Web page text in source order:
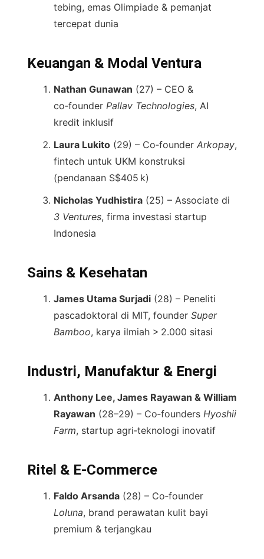
tebing, emas Olimpiade & pemanjat
tercepat dunia
Keuangan & Modal Ventura
Nathan Gunawan (27) – CEO &
co‑founder Pallav Technologies, AI
kredit inklusif
Laura Lukito (29) – Co‑founder Arkopay,
fintech untuk UKM konstruksi
(pendanaan S$405 k)
Nicholas Yudhistira (25) – Associate di
3 Ventures, firma investasi startup
Indonesia
Sains & Kesehatan
James Utama Surjadi (28) – Peneliti
pascadoktoral di MIT, founder Super
Bamboo, karya ilmiah > 2.000 sitasi
Industri, Manufaktur & Energi
Anthony Lee, James Rayawan & William
Rayawan (28–29) – Co‑founders Hyoshii
Farm, startup agri‑teknologi inovatif
Ritel & E‑Commerce
Faldo Arsanda (28) – Co‑founder
Loluna, brand perawatan kulit bayi
premium & terjangkau